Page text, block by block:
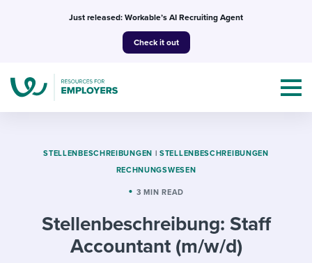
Just released: Workable’s AI Recruiting Agent
Check it out
Topics
Templates & Guides
I’m a jobseeker
STELLENBESCHREIBUNGEN | STELLENBESCHREIBUNGEN
RECHNUNGSWESEN
3 MIN READ
Stellenbeschreibung: Staff
Accountant (m/w/d)